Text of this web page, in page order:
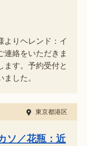
よりヘレンド：イ
連絡をいただきま
ます。予約受付と
した。
東京都港区
ソ／花瓶：近